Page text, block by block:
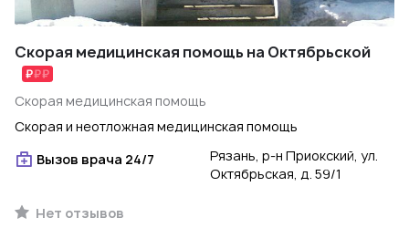
Скорая медицинская помощь на Октябрьской
Скорая медицинская помощь
Скорая и неотложная медицинская помощь
Вызов врача 24/7
Рязань, р-н Приокский, ул.
Октябрьская, д. 59/1
Нет отзывов